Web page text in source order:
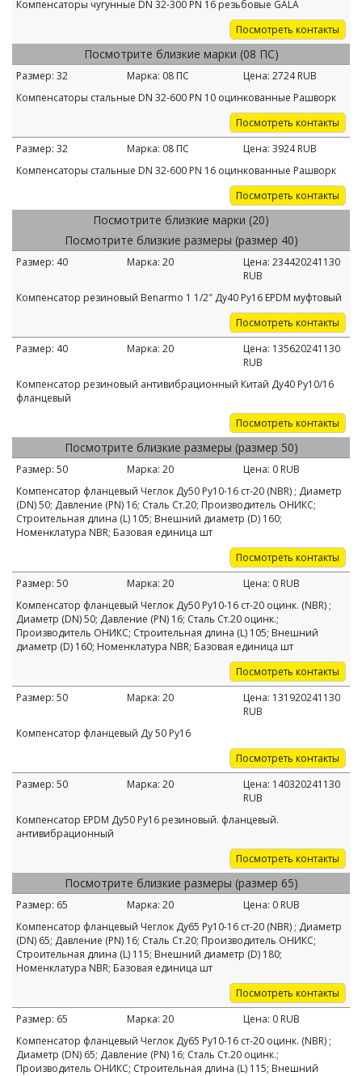
Компенсаторы чугунные DN 32-300 PN 16 резьбовые GALA
Посмотреть контакты
Посмотрите близкие марки (08 ПС)
Размер: 32 Марка: 08 ПС Цена: 2724 RUB
Компенсаторы стальные DN 32-600 PN 10 оцинкованные Рашворк
Посмотреть контакты
Размер: 32 Марка: 08 ПС Цена: 3924 RUB
Компенсаторы стальные DN 32-600 PN 16 оцинкованные Рашворк
Посмотреть контакты
Посмотрите близкие марки (20)
Посмотрите близкие размеры (размер 40)
Размер: 40 Марка: 20 Цена: 234420241130
RUB
Компенсатор резиновый Benarmo 1 1/2″ Ду40 Ру16 EPDM муфтовый
Посмотреть контакты
Размер: 40 Марка: 20 Цена: 135620241130
RUB
Компенсатор резиновый антивибрационный Китай Ду40 Ру10/16
фланцевый
Посмотреть контакты
Посмотрите близкие размеры (размер 50)
Размер: 50 Марка: 20 Цена: 0 RUB
Компенсатор фланцевый Чеглок Ду50 Ру10-16 ст-20 (NBR) ; Диаметр
(DN) 50; Давление (PN) 16; Сталь Ст.20; Производитель ОНИКС;
Строительная длина (L) 105; Внешний диаметр (D) 160;
Номенклатура NBR; Базовая единица шт
Посмотреть контакты
Размер: 50 Марка: 20 Цена: 0 RUB
Компенсатор фланцевый Чеглок Ду50 Ру10-16 ст-20 оцинк. (NBR) ;
Диаметр (DN) 50; Давление (PN) 16; Сталь Ст.20 оцинк.;
Производитель ОНИКС; Строительная длина (L) 105; Внешний
диаметр (D) 160; Номенклатура NBR; Базовая единица шт
Посмотреть контакты
Размер: 50 Марка: 20 Цена: 131920241130
RUB
Компенсатор фланцевый Ду 50 Ру16
Посмотреть контакты
Размер: 50 Марка: 20 Цена: 140320241130
RUB
Компенсатор EPDM Ду50 Ру16 резиновый. фланцевый.
антивибрационный
Посмотреть контакты
Посмотрите близкие размеры (размер 65)
Размер: 65 Марка: 20 Цена: 0 RUB
Компенсатор фланцевый Чеглок Ду65 Ру10-16 ст-20 (NBR) ; Диаметр
(DN) 65; Давление (PN) 16; Сталь Ст.20; Производитель ОНИКС;
Строительная длина (L) 115; Внешний диаметр (D) 180;
Номенклатура NBR; Базовая единица шт
Посмотреть контакты
Размер: 65 Марка: 20 Цена: 0 RUB
Компенсатор фланцевый Чеглок Ду65 Ру10-16 ст-20 оцинк. (NBR) ;
Диаметр (DN) 65; Давление (PN) 16; Сталь Ст.20 оцинк.;
Производитель ОНИКС; Строительная длина (L) 115; Внешний